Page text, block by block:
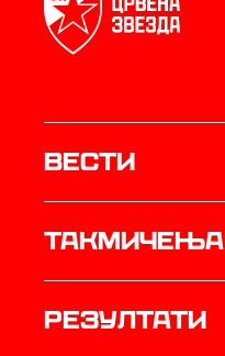
Вести
Такмичења
резултати